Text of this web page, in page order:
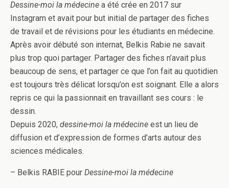
Dessine-moi la médecine a été crée en 2017 sur
Instagram et avait pour but initial de partager des fiches
de travail et de révisions pour les étudiants en médecine.
Après avoir débuté son internat, Belkis Rabie ne savait
plus trop quoi partager. Partager des fiches n’avait plus
beaucoup de sens, et partager ce que l’on fait au quotidien
est toujours très délicat lorsqu’on est soignant. Elle a alors
repris ce qui la passionnait en travaillant ses cours : le
dessin.
Depuis 2020, dessine-moi la médecine est un lieu de
diffusion et d’expression de formes d’arts autour des
sciences médicales.
– Belkis RABIE pour Dessine-moi la médecine